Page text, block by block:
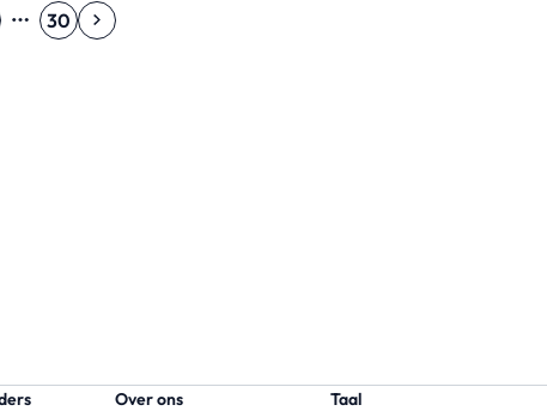
30
Over ons Taal